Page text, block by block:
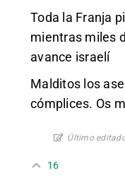
Toda la Franja
mientras miles
avance israelí
Malditos los
cómplices. Os
Último
16